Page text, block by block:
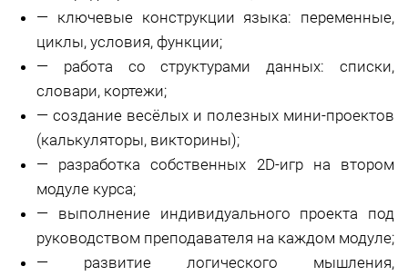
— ключевые конструкции языка: переменные,
циклы, условия, функции;
— работа со структурами данных: списки,
словари, кортежи;
— создание весёлых и полезных мини-проектов
(калькуляторы, викторины);
— разработка собственных 2D-игр на втором
модуле курса;
— выполнение индивидуального проекта под
руководством преподавателя на каждом модуле;
— развитие логического мышления,